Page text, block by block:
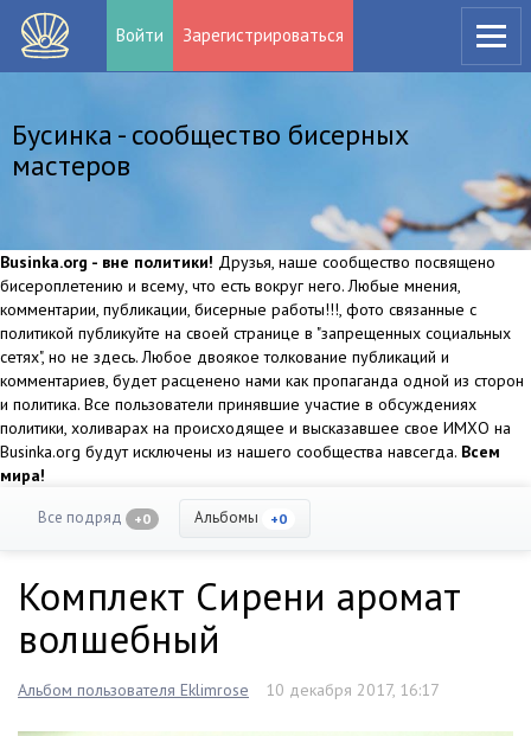
Войти Зарегистрироваться
Бусинка - сообщество бисерных
мастеров
Businka.org - вне политики! Друзья, наше сообщество посвящено
бисероплетению и всему, что есть вокруг него. Любые мнения,
комментарии, публикации, бисерные работы!!!, фото связанные с
политикой публикуйте на своей странице в "запрещенных социальных
сетях", но не здесь. Любое двоякое толкование публикаций и
комментариев, будет расценено нами как пропаганда одной из сторон
и политика. Все пользователи принявшие участие в обсуждениях
политики, холиварах на происходящее и высказавшее свое ИМХО на
Businka.org будут исключены из нашего сообщества навсегда. Всем
мира!
Все подряд +0 Альбомы +0
Комплект Сирени аромат
волшебный
Альбом пользователя Eklimrose 10 декабря 2017, 16:17